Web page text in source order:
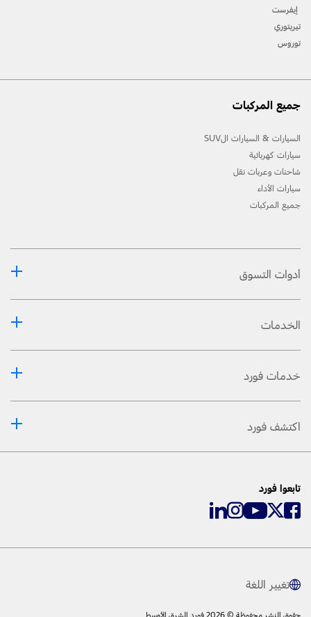
إيفرست
تيريتوري
توروس
جميع المركبات
السيارات & السيارات الSUV
سيارات كهربائية
شاحنات وعربات نقل
سيارات الأداء
جميع المركبات
أدوات التسوق
الخدمات
خدمات فورد
اكتشف فورد
تابعوا فورد
تغيير اللغة
حقوق النشر محفوظة © 2026 فورد الشرق الأوسط